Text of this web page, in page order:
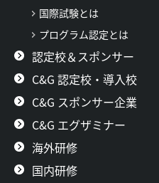
国際試験とは
プログラム認定とは
認定校＆スポンサー
C&G 認定校・導入校
C&G スポンサー企業
C&G エグザミナー
海外研修
国内研修